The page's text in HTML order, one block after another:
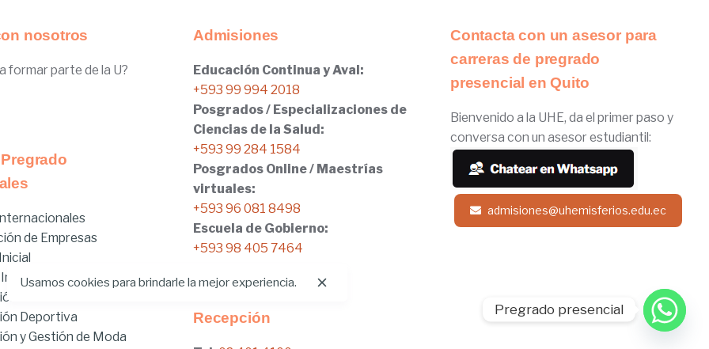
nosotros
formar parte de la U?
de Empresas
Deportiva
y Gestión de Moda
Admisiones
Educación Continua y Aval:
+593 99 994 2018
Posgrados / Especializaciones de
Ciencias de la Salud:
+593 99 284 1584
Posgrados Online / Maestrías
virtuales:
+593 96 081 8498
Escuela de Gobierno:
+593 98 405 7464
Recepción
Contacta con un asesor para
carreras de pregrado
presencial en Quito
Bienvenido a la UHE, da el primer paso y
conversa con un asesor estudiantil:
admisiones@uhemisferios.edu.ec
Usamos cookies para brindarle la mejor experiencia.
Pregrado presencial